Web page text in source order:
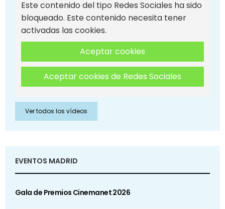
Este contenido del tipo Redes Sociales ha sido
bloqueado. Este contenido necesita tener
activadas las cookies.
Aceptar cookies
Aceptar cookies de Redes Sociales
Ver todos los vídeos
EVENTOS MADRID
Gala de Premios Cinemanet 2026